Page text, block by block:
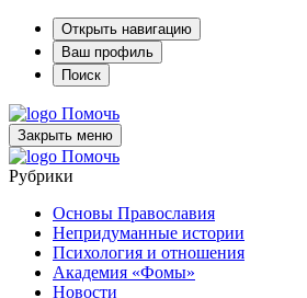
Открыть навигацию
Ваш профиль
Поиск
Помочь
Закрыть меню
Помочь
Рубрики
Основы Православия
Непридуманные истории
Психология и отношения
Академия «Фомы»
Новости